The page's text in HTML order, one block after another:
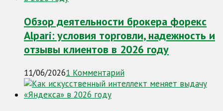
Обзор деятельности брокера форекс
Alpari: условия торговли, надежность и
отзывы клиентов в 2026 году
11/06/20261 Комментарий